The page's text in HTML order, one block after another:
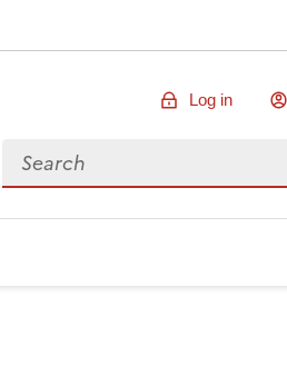
Log in
Search for data